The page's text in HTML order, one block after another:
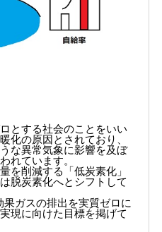
とする社会のことをいい
化の原因とされており、
な異常気象に影響を及ぼ
れています。
を削減する「低炭素化」
脱炭素化へとシフトして
ガスの排出を実質ゼロに
現に向けた目標を掲げて